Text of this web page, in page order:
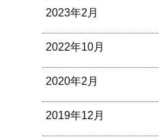
2023年2月
2022年10月
2020年2月
2019年12月